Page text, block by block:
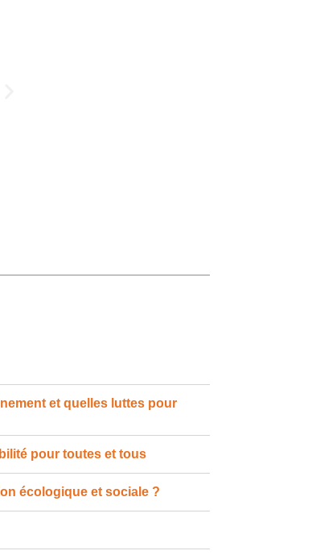
et quelles luttes pour
pour toutes et tous
écologique et sociale ?